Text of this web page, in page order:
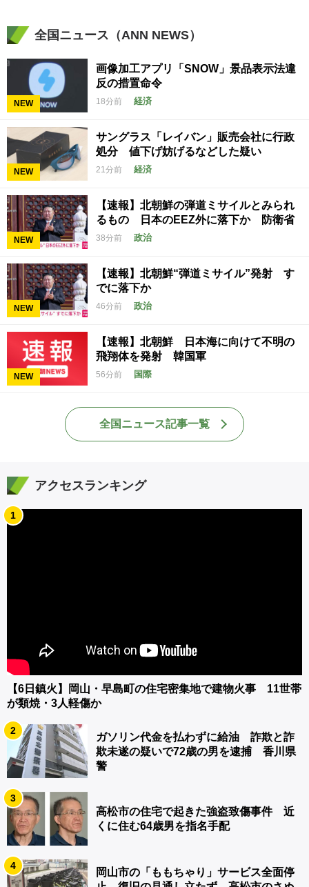
全国ニュース（ANN NEWS）
NEW
画像加工アプリ「SNOW」景品表示法違
反の措置命令
18分前 経済
NEW
サングラス「レイバン」販売会社に行政
処分 値下げ妨げるなどした疑い
21分前 経済
NEW
【速報】北朝鮮の弾道ミサイルとみられ
るもの 日本のEEZ外に落下か 防衛省
38分前 政治
NEW
【速報】北朝鮮“弾道ミサイル”発射 す
でに落下か
46分前 政治
NEW
【速報】北朝鮮 日本海に向けて不明の
飛翔体を発射 韓国軍
56分前 国際
全国ニュース記事一覧
アクセスランキング
1
【6日鎮火】岡山・早島町の住宅密集地で建物火事 11世帯
が類焼・3人軽傷か
2
ガソリン代金を払わずに給油 詐欺と詐
欺未遂の疑いで72歳の男を逮捕 香川県
警
3
高松市の住宅で起きた強盗致傷事件 近
くに住む64歳男を指名手配
4
岡山市の「ももちゃり」サービス全面停